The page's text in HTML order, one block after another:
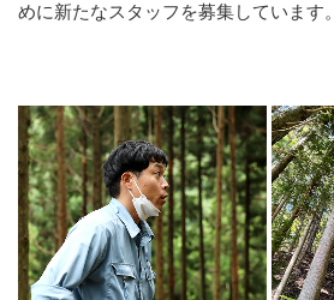
めに新たなスタッフを募集しています。